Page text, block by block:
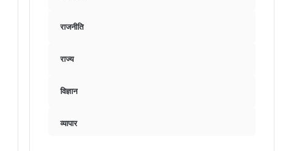
राजनीति
राज्य
विज्ञान
व्यापार